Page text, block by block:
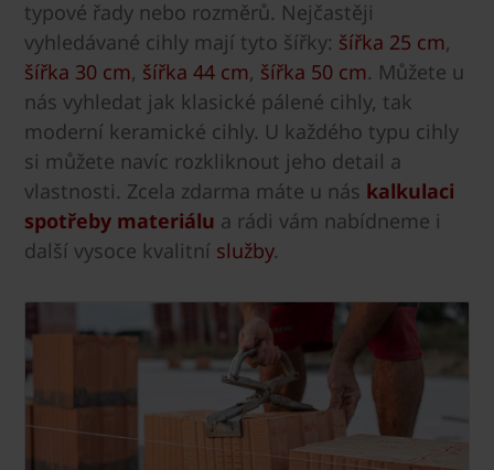
typové řady nebo rozměrů. Nejčastěji
vyhledávané cihly mají tyto šířky: šířka 25 cm,
šířka 30 cm, šířka 44 cm, šířka 50 cm. Můžete u
nás vyhledat jak klasické pálené cihly, tak
moderní keramické cihly. U každého typu cihly
si můžete navíc rozkliknout jeho detail a
vlastnosti. Zcela zdarma máte u nás kalkulaci
spotřeby materiálu a rádi vám nabídneme i
další vysoce kvalitní služby.